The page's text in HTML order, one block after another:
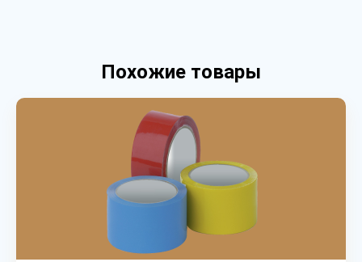
Похожие товары